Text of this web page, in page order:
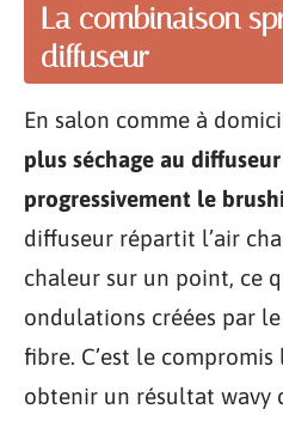
La combinaison
diffuseur
En salon comme à
plus séchage au
progressivement le
diffuseur répartit l’air
chaleur sur un point, ce
ondulations créées par
fibre. C’est le
obtenir un résultat wavy